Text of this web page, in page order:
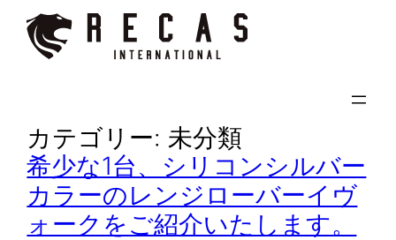
カテゴリー:未分類
希少な1台、シリコンシルバー
カラーのレンジローバーイヴ
ォークをご紹介いたします。